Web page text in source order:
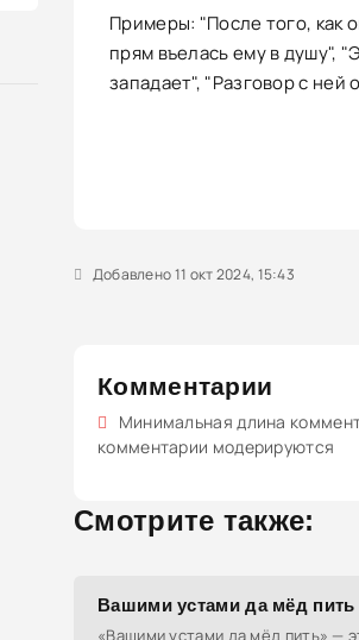
Примеры: "После того, как
прям въелась ему в душу",
западает", "Разговор с ней
Добавлено 11 окт 2024, 15:43
Комментарии
Минимальная длина
комментарии модерируются
Смотрите также:
Вашими устами да мёд пить
«Вашими устами да мёд пить» —